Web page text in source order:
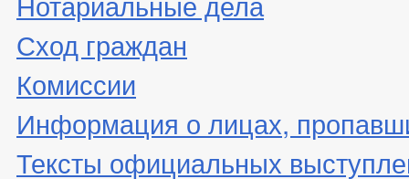
Сход граждан
Комиссии
Информация о лицах,
Тексты официальных